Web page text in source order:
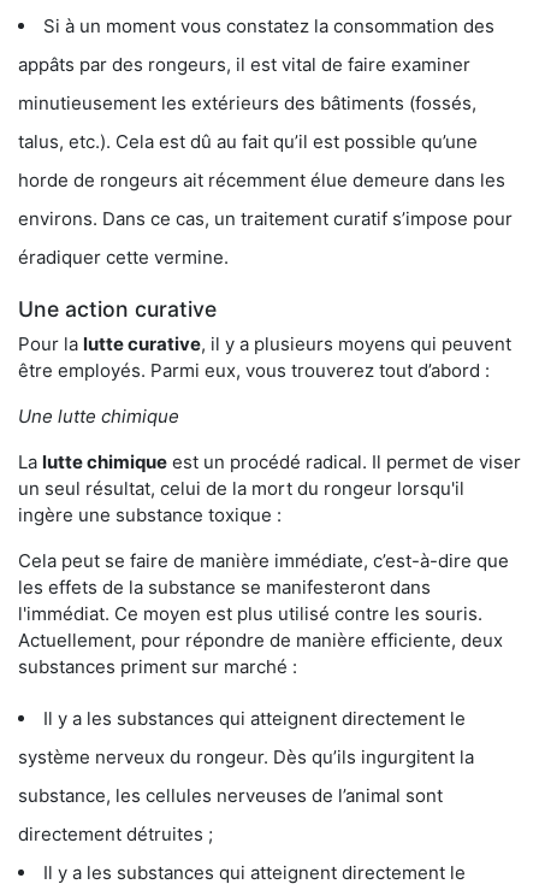
Si à un moment vous constatez la consommation des
appâts par des rongeurs, il est vital de faire examiner
minutieusement les extérieurs des bâtiments (fossés,
talus, etc.). Cela est dû au fait qu’il est possible qu’une
horde de rongeurs ait récemment élue demeure dans les
environs. Dans ce cas, un traitement curatif s’impose pour
éradiquer cette vermine.
Une action curative
Pour la lutte curative, il y a plusieurs moyens qui peuvent
être employés. Parmi eux, vous trouverez tout d’abord :
Une lutte chimique
La lutte chimique est un procédé radical. Il permet de viser
un seul résultat, celui de la mort du rongeur lorsqu'il
ingère une substance toxique :
Cela peut se faire de manière immédiate, c’est-à-dire que
les effets de la substance se manifesteront dans
l'immédiat. Ce moyen est plus utilisé contre les souris.
Actuellement, pour répondre de manière efficiente, deux
substances priment sur marché :
Il y a les substances qui atteignent directement le
système nerveux du rongeur. Dès qu’ils ingurgitent la
substance, les cellules nerveuses de l’animal sont
directement détruites ;
Il y a les substances qui atteignent directement le